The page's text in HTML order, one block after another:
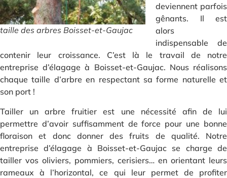
taille des arbres Boisset-et-Gaujac
deviennent parfois
gênants. Il est
alors
indispensable de
contenir leur croissance. C’est là le travail de notre
entreprise d’élagage à Boisset-et-Gaujac. Nous réalisons
chaque taille d’arbre en respectant sa forme naturelle et
son port !
Tailler un arbre fruitier est une nécessité afin de lui
permettre d’avoir suffisamment de force pour une bonne
floraison et donc donner des fruits de qualité. Notre
entreprise d’élagage à Boisset-et-Gaujac se charge de
tailler vos oliviers, pommiers, cerisiers… en orientant leurs
rameaux à l’horizontal, ce qui leur permet de profiter